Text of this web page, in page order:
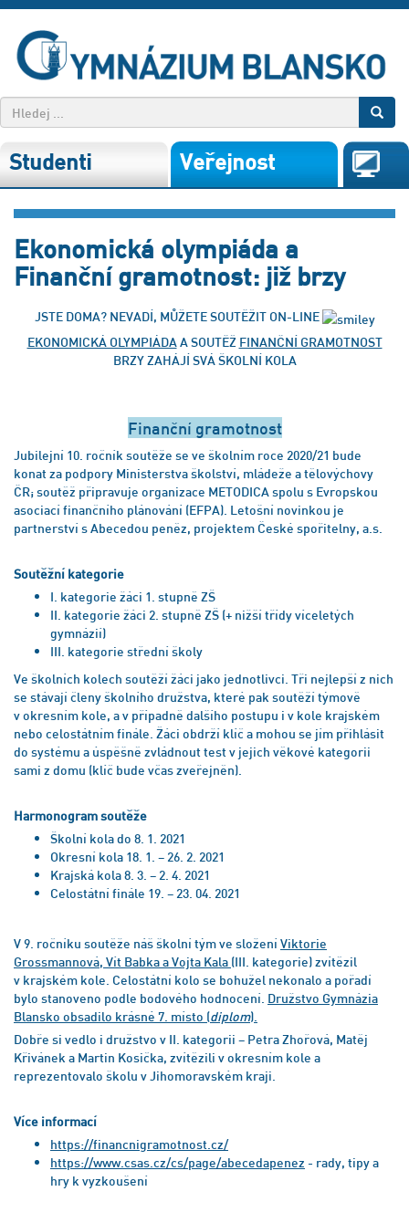
Studenti Veřejnost
Ekonomická olympiáda a
Finanční gramotnost: již brzy
JSTE DOMA? NEVADÍ, MŮŽETE SOUTĚŽIT ON-LINE
EKONOMICKÁ OLYMPIÁDA A SOUTĚŽ FINANČNÍ GRAMOTNOST
BRZY ZAHÁJÍ SVÁ ŠKOLNÍ KOLA
Finanční gramotnost
Jubilejní 10. ročník soutěže se ve školním roce 2020/21 bude
konat za podpory Ministerstva školství, mládeže a tělovýchovy
ČR; soutěž připravuje organizace METODICA spolu s Evropskou
asociací finančního plánování (EFPA). Letošní novinkou je
partnerství s Abecedou peněz, projektem České spořitelny, a.s.
Soutěžní kategorie
I. kategorie žáci 1. stupně ZŠ
II. kategorie žáci 2. stupně ZŠ (+ nižší třídy víceletých
gymnázií)
III. kategorie střední školy
Ve školních kolech soutěží žáci jako jednotlivci. Tři nejlepší z nich
se stávají členy školního družstva, které pak soutěží týmově
v okresním kole, a v případně dalšího postupu i v kole krajském
nebo celostátním finále. Žáci obdrží klíč a mohou se jím přihlásit
do systému a úspěšně zvládnout test v jejich věkové kategorii
sami z domu (klíč bude včas zveřejněn).
Harmonogram soutěže
Školní kola do 8. 1. 2021
Okresní kola 18. 1. – 26. 2. 2021
Krajská kola 8. 3. – 2. 4. 2021
Celostátní finále 19. – 23. 04. 2021
V 9. ročníku soutěže náš školní tým ve složení Viktorie
Grossmannová, Vít Babka a Vojta Kala (III. kategorie) zvítězil
v krajském kole. Celostátní kolo se bohužel nekonalo a pořadí
bylo stanoveno podle bodového hodnocení. Družstvo Gymnázia
Blansko obsadilo krásné 7. místo (diplom).
Dobře si vedlo i družstvo v II. kategorii – Petra Zhořová, Matěj
Křivánek a Martin Kosička, zvítězili v okresním kole a
reprezentovalo školu v Jihomoravském kraji.
Více informací
https://financnigramotnost.cz/
https://www.csas.cz/cs/page/abecedapenez - rady, tipy a
hry k vyzkoušení